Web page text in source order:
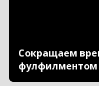
Сокращаем
фулфилментом